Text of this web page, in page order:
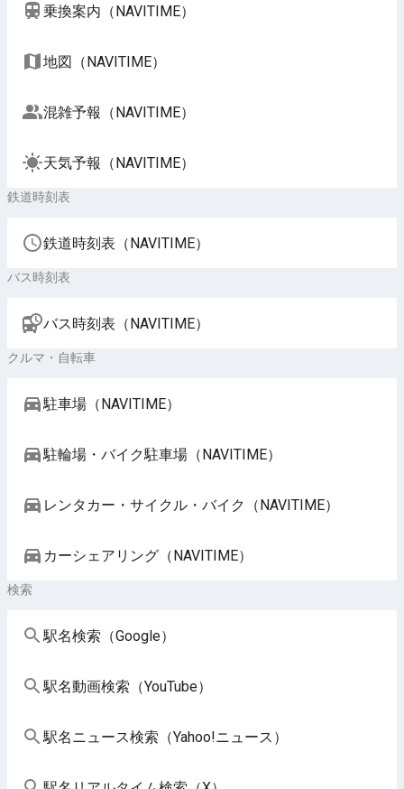
乗換案内（NAVITIME）
地図（NAVITIME）
混雑予報（NAVITIME）
天気予報（NAVITIME）
鉄道時刻表
鉄道時刻表（NAVITIME）
バス時刻表
バス時刻表（NAVITIME）
クルマ・自転車
駐車場（NAVITIME）
駐輪場・バイク駐車場（NAVITIME）
レンタカー・サイクル・バイク（NAVITIME）
カーシェアリング（NAVITIME）
検索
駅名検索（Google）
駅名動画検索（YouTube）
駅名ニュース検索（Yahoo!ニュース）